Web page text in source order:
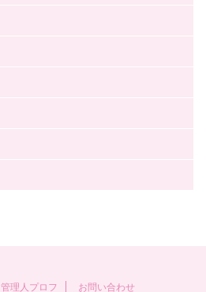
管理人プロフ お問い合わせ